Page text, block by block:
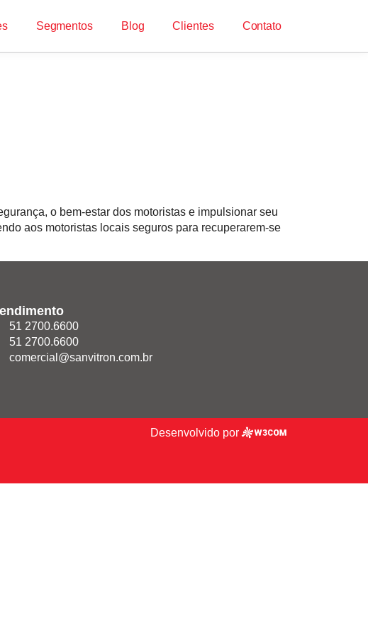
Segmentos Blog Clientes Contato
o bem-estar dos motoristas e impulsionar seu
aos motoristas locais seguros para recuperarem-se
51 2700.6600
51 2700.6600
comercial@sanvitron.com.br
Desenvolvido por